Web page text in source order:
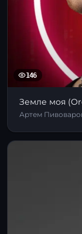
146
Земле моя
Артем